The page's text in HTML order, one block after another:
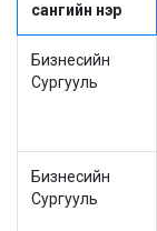
сангийн нэр
Бизнесийн
Сургууль
Бизнесийн
Сургууль